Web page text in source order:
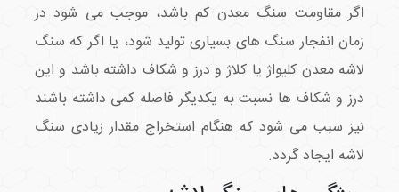
اگر مقاومت سنگ معدن کم باشد، موجب می شود در
زمان انفجار سنگ های بسیاری تولید شود، یا اگر که سنگ
لاشه معدن کلیواژ یا کلاژ و درز و شکاف داشته باشد و این
درز و شکاف ها نسبت به یکدیگر فاصله کمی داشته باشند
نیز سبب می شود که هنگام استخراج مقدار زیادی سنگ
لاشه ایجاد گردد.